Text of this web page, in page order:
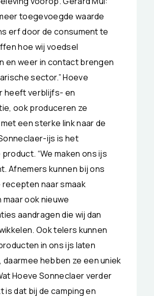
toegevoegde waarde
erf door de consument te
hoe wij voedsel
en weer in contact brengen
sector.” Hoeve
heeft verblijfs- en
ook produceren ze
een sterke link naar de
ijs is het
“We maken ons ijs
Afnemers kunnen bij ons
naar smaak
ook nieuwe
aandragen die wij dan
Ook telers kunnen
in ons ijs laten
daarmee hebben ze een uniek
Hoeve Sonneclaer verder
is dat bij de camping en